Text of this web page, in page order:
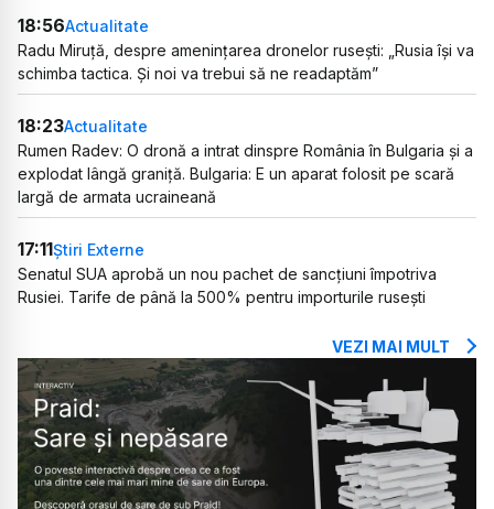
18:56Actualitate
Radu Miruță, despre amenințarea dronelor rusești: „Rusia își va
schimba tactica. Și noi va trebui să ne readaptăm”
18:23Actualitate
Rumen Radev: O dronă a intrat dinspre România în Bulgaria și a
explodat lângă graniță. Bulgaria: E un aparat folosit pe scară
largă de armata ucraineană
17:11Știri Externe
Senatul SUA aprobă un nou pachet de sancțiuni împotriva
Rusiei. Tarife de până la 500% pentru importurile rusești
VEZI MAI MULT